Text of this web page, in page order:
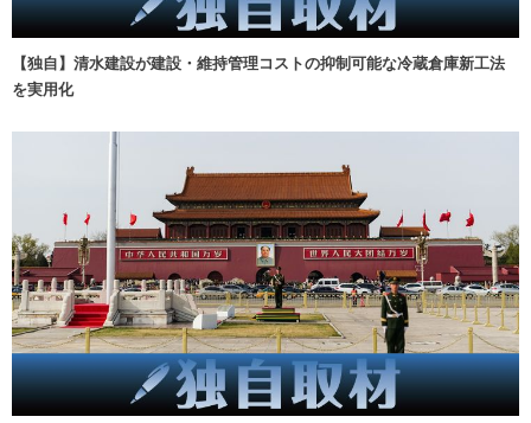
【独自】清水建設が建設・維持管理コストの抑制可能な冷蔵倉庫新工法
を実用化